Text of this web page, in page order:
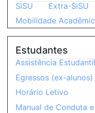
SiSU Extra-SiSU
Mobilidade
Estudantes
Assistência Estudantil
Egressos (ex-alunos)
Horário Letivo
Manual de Conduta